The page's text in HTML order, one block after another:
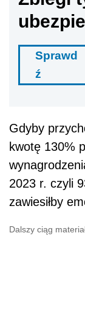
Sprawd
ź
Gdyby
kwotę 130%
2023 r. czyli
zawiesiłby
Dalszy ciąg